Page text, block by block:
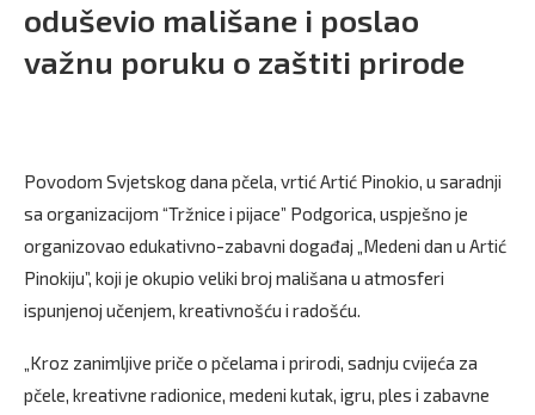
oduševio mališane i poslao
važnu poruku o zaštiti prirode
Povodom Svjetskog dana pčela, vrtić Artić Pinokio, u saradnji
sa organizacijom “Tržnice i pijace” Podgorica, uspješno je
organizovao edukativno-zabavni događaj „Medeni dan u Artić
Pinokiju”, koji je okupio veliki broj mališana u atmosferi
ispunjenoj učenjem, kreativnošću i radošću.
„Kroz zanimljive priče o pčelama i prirodi, sadnju cvijeća za
pčele, kreativne radionice, medeni kutak, igru, ples i zabavne